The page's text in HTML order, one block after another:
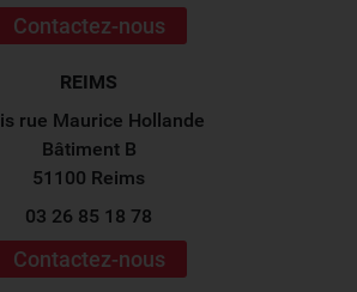
Contactez-nous
REIMS
rue Maurice Hollande
Bâtiment B
51100 Reims
03 26 85 18 78
Contactez-nous